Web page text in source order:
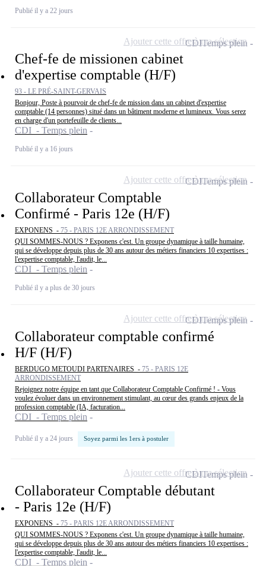
Publié il y a 22 jours
Chef-fe de missionen cabinet
d'expertise comptable (H/F)
93 - LE PRÉ-SAINT-GERVAIS
Bonjour, Poste à pourvoir de chef-fe de mission dans un cabinet d'expertise
comptable (14 personnes) situé dans un bâtiment moderne et lumineux. Vous serez
en charge d'un portefeuille de clients...
CDI - Temps plein
Publié il y a 16 jours
CDITemps plein
Ajouter cette offre à ma sélection
Collaborateur Comptable
Confirmé - Paris 12e (H/F)
EXPONENS - 75 - PARIS 12E ARRONDISSEMENT
QUI SOMMES-NOUS ? Exponens c'est. Un groupe dynamique à taille humaine,
qui se développe depuis plus de 30 ans autour des métiers financiers 10 expertises :
l'expertise comptable, l'audit, le...
CDI - Temps plein
Publié il y a plus de 30 jours
CDITemps plein
Ajouter cette offre à ma sélection
Collaborateur comptable confirmé
H/F (H/F)
BERDUGO METOUDI PARTENAIRES - 75 - PARIS 12E
ARRONDISSEMENT
Rejoignez notre équipe en tant que Collaborateur Comptable Confirmé ! - Vous
voulez évoluer dans un environnement stimulant, au cœur des grands enjeux de la
profession comptable (IA, facturation...
CDI - Temps plein
Publié il y a 24 jours Soyez parmi les 1ers à postuler
CDITemps plein
Ajouter cette offre à ma sélection
Collaborateur Comptable débutant
- Paris 12e (H/F)
EXPONENS - 75 - PARIS 12E ARRONDISSEMENT
QUI SOMMES-NOUS ? Exponens c'est. Un groupe dynamique à taille humaine,
qui se développe depuis plus de 30 ans autour des métiers financiers 10 expertises :
l'expertise comptable, l'audit, le...
CDI - Temps plein
CDITemps plein
Ajouter cette offre à ma sélection